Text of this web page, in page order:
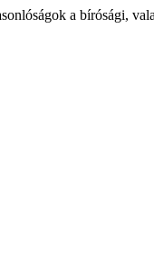
a bírósági,